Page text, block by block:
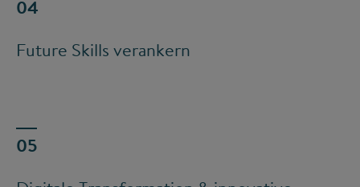
Future Skills verankern